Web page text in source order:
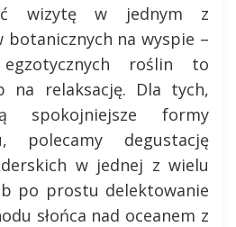
wizytę w jednym z
botanicznych na wyspie –
roślin to
na relaksację. Dla tych,
spokojniejsze formy
polecamy degustację
w jednej z wielu
po prostu delektowanie
słońca nad oceanem z